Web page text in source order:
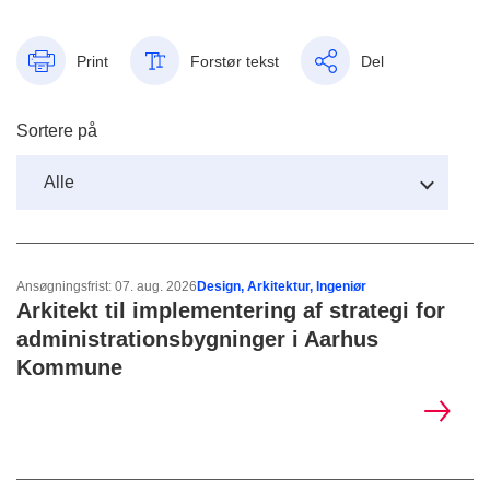
Print Forstør tekst Del
Sortere på
Ansøgningsfrist: 07. aug. 2026 Design, Arkitektur, Ingeniør
Arkitekt til implementering af strategi for
administrationsbygninger i Aarhus
Kommune